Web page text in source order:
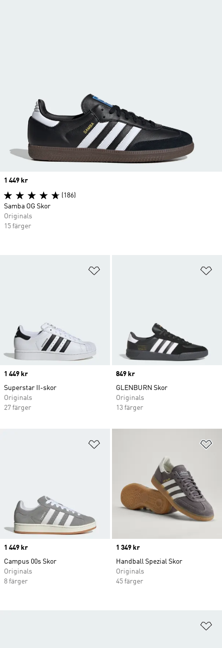
Price
1 449 kr
Superstar II-skor
Originals
27 färger
Price
849 kr
GLENBURN Skor
Originals
13 färger
Price
1 449 kr
Campus 00s Skor
Originals
8 färger
Price
1 349 kr
Handball Spezial Skor
Originals
45 färger
Price
1 449 kr
(186)
Samba OG Skor
Originals
15 färger